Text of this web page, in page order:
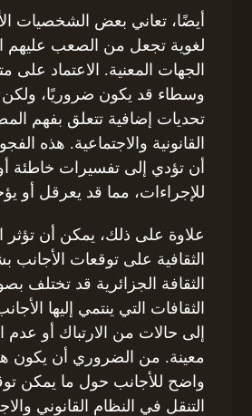
أيضًا، تعاني بعض الشخصيات
لغوية تجعل من الصعب عليهم
الجهات المعنية. الاعتماد على
وسطاء قد يكون ضروريًا،
تحديات إضافية تتعلق بفهم
القانونية والاجتماعية. هذه
أن تؤدي إلى تفسيرات خاطئة
للإجراءات، مما قد يعرقل أو
علاوة على ذلك، يمكن أن تؤثر
الثقافية على توقعات الأجانب
الثقافة الجزائرية قد تختلف
الثقافات التي ينتمي إليها
إلى حالات من الارتباك أو عدم
معينة. من الضروري أن يكون
واضح للأجانب حول ما يمكن
التنقل في النظام القانوني